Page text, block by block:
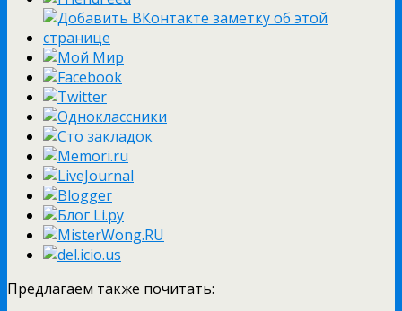
Предлагаем также почитать: